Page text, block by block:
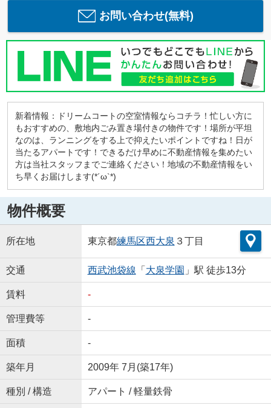
お問い合わせ(無料)
新着情報：ドリームコートの空室情報ならコチラ！忙しい方に
もおすすめの、敷地内ごみ置き場付きの物件です！場所が平坦
なのは、ランニングをする上で抑えたいポイントですね！日が
当たるアパートです！できるだけ早めに不動産情報を集めたい
方は当社スタッフまでご連絡ください！地域の不動産情報をい
ち早くお届けします(*´ω`*)
物件概要
所在地 東京都練馬区西大泉 ３丁目
交通 西武池袋線 「 大泉学園 」駅 徒歩13分
賃料 -
管理費等 -
面積 -
築年月 2009年 7月(築17年)
種別 / 構造 アパート / 軽量鉄骨